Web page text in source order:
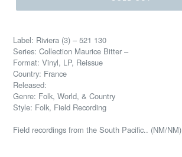
Label: Riviera (3) ‎– 521 130
Series: Collection Maurice Bitter –
Format: Vinyl, LP, Reissue
Country: France
Released:
Genre: Folk, World, & Country
Style: Folk, Field Recording
Field recordings from the South Pacific.. (NM/NM)